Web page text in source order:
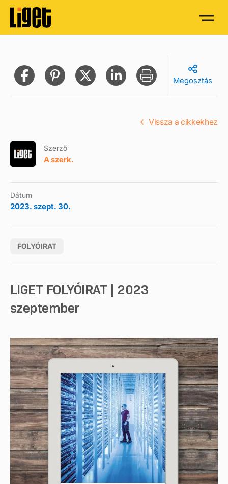
Megosztás
Szerző
A szerk.
Dátum
2023. szept. 30.
FOLYÓIRAT
Vissza a cikkekhez
LIGET FOLYÓIRAT | 2023
szeptember